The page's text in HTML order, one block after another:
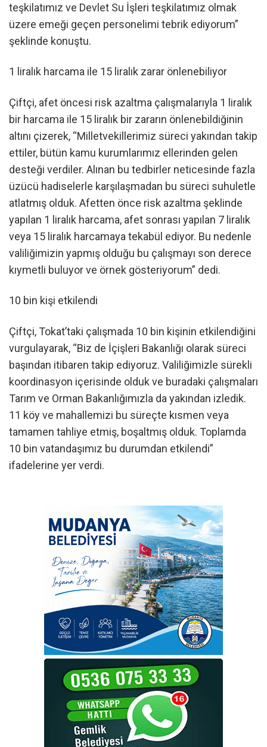
teşkilatımız ve Devlet Su İşleri teşkilatımız olmak
üzere emeği geçen personelimi tebrik ediyorum”
şeklinde konuştu.
1 liralık harcama ile 15 liralık zarar önlenebiliyor
Çiftçi, afet öncesi risk azaltma çalışmalarıyla 1 liralık
bir harcama ile 15 liralık bir zararın önlenebildiğinin
altını çizerek, “Milletvekillerimiz süreci yakından takip
ettiler, bütün kamu kurumlarımız ellerinden gelen
desteği verdiler. Alınan bu tedbirler neticesinde fazla
üzücü hadiselerle karşılaşmadan bu süreci suhuletle
atlatmış olduk. Afetten önce risk azaltma şeklinde
yapılan 1 liralık harcama, afet sonrası yapılan 7 liralık
veya 15 liralık harcamaya tekabül ediyor. Bu nedenle
valiliğimizin yapmış olduğu bu çalışmayı son derece
kıymetli buluyor ve örnek gösteriyorum” dedi.
10 bin kişi etkilendi
Çiftçi, Tokat’taki çalışmada 10 bin kişinin etkilendiğini
vurgulayarak, “Biz de İçişleri Bakanlığı olarak süreci
başından itibaren takip ediyoruz. Valiliğimizle sürekli
koordinasyon içerisinde olduk ve buradaki çalışmaları
Tarım ve Orman Bakanlığımızla da yakından izledik.
11 köy ve mahallemizi bu süreçte kısmen veya
tamamen tahliye etmiş, boşaltmış olduk. Toplamda
10 bin vatandaşımız bu durumdan etkilendi”
ifadelerine yer verdi.